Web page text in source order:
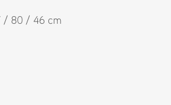
/ 80 / 46 cm